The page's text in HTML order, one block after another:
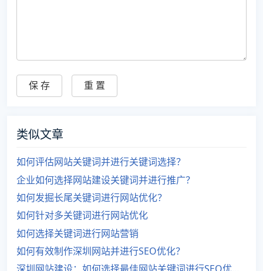
类似文章
如何评估网站关键词并进行关键词选择？
企业如何选择网站建设关键词并进行推广？
如何发掘长尾关键词进行网站优化？
如何针对多关键词进行网站优化
如何选择关键词进行网站营销
如何有效制作深圳网站并进行SEO优化？